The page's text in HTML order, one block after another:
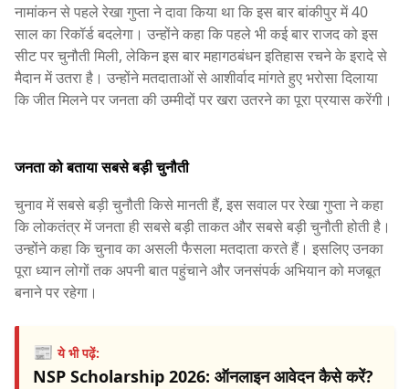
नामांकन से पहले रेखा गुप्ता ने दावा किया था कि इस बार बांकीपुर में 40
साल का रिकॉर्ड बदलेगा। उन्होंने कहा कि पहले भी कई बार राजद को इस
सीट पर चुनौती मिली, लेकिन इस बार महागठबंधन इतिहास रचने के इरादे से
मैदान में उतरा है। उन्होंने मतदाताओं से आशीर्वाद मांगते हुए भरोसा दिलाया
कि जीत मिलने पर जनता की उम्मीदों पर खरा उतरने का पूरा प्रयास करेंगी।
जनता को बताया सबसे बड़ी चुनौती
चुनाव में सबसे बड़ी चुनौती किसे मानती हैं, इस सवाल पर रेखा गुप्ता ने कहा
कि लोकतंत्र में जनता ही सबसे बड़ी ताकत और सबसे बड़ी चुनौती होती है।
उन्होंने कहा कि चुनाव का असली फैसला मतदाता करते हैं। इसलिए उनका
पूरा ध्यान लोगों तक अपनी बात पहुंचाने और जनसंपर्क अभियान को मजबूत
बनाने पर रहेगा।
📰ये भी पढ़ें:
NSP Scholarship 2026: ऑनलाइन आवेदन कैसे करें?